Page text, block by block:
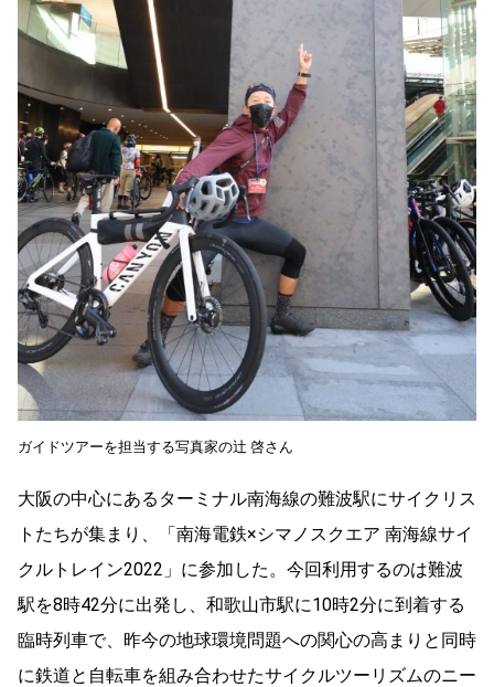
ガイドツアーを担当する写真家の辻 啓さん
大阪の中心にあるターミナル南海線の難波駅にサイクリス
トたちが集まり、「南海電鉄×シマノスクエア 南海線サイ
クルトレイン2022」に参加した。今回利用するのは難波
駅を8時42分に出発し、和歌山市駅に10時2分に到着する
臨時列車で、昨今の地球環境問題への関心の高まりと同時
に鉄道と自転車を組み合わせたサイクルツーリズムのニー